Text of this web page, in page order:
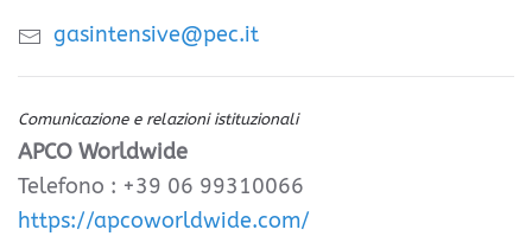
gasintensive@pec.it
Comunicazione e relazioni istituzionali
APCO Worldwide
Telefono : +39 06 99310066
https://apcoworldwide.com/